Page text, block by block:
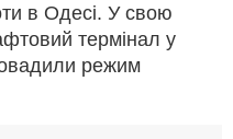
в Одесі. У свою
термінал у
режим